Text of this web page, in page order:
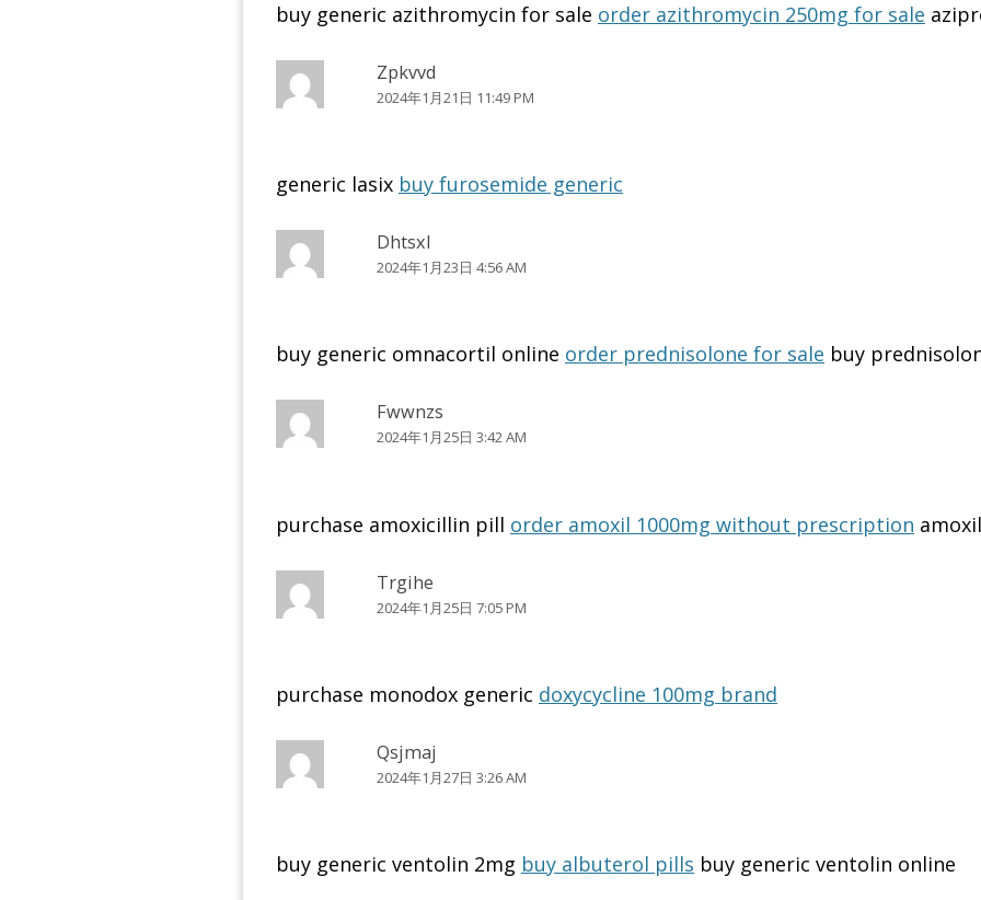
buy generic azithromycin for sale order azithromycin 250mg for sale
Zpkvvd
2024年1月21日 11:49 PM
generic lasix buy furosemide generic
Dhtsxl
2024年1月23日 4:56 AM
buy generic omnacortil online order prednisolone for sale buy
Fwwnzs
2024年1月25日 3:42 AM
purchase amoxicillin pill order amoxil 1000mg without prescription
Trgihe
2024年1月25日 7:05 PM
purchase monodox generic doxycycline 100mg brand
Qsjmaj
2024年1月27日 3:26 AM
buy generic ventolin 2mg buy albuterol pills buy generic ventolin online